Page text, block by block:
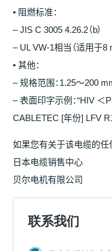
• 阻燃标准：
– JIS C 3005 4.26.2（b）
– UL VW-1相当（适用于8
• 其他：
– 规格范围：1.25～200
– 表面印字示例：“HIV ＜
CABLETEC [年份] LFV
如果您有关于该电缆的任
日本电缆销售中心
贝尔电机有限公司